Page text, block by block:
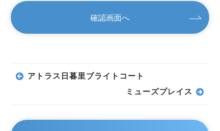
アトラス日暮里ブライトコート
ミューズプレイス